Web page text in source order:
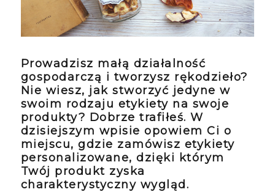
Prowadzisz małą działalność
gospodarczą i tworzysz rękodzieło?
Nie wiesz, jak stworzyć jedyne w
swoim rodzaju etykiety na swoje
produkty? Dobrze trafiłeś. W
dzisiejszym wpisie opowiem Ci o
miejscu, gdzie zamówisz etykiety
personalizowane, dzięki którym
Twój produkt zyska
charakterystyczny wygląd.